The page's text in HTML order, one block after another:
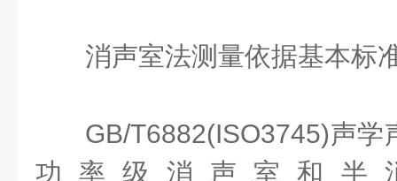
消声室法测量依据基本标
GB/T6882(ISO3745)声
功率级消声室和半